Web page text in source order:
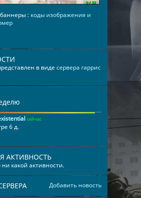
: коды изображения и
в видесервера гаррис
сейчас
6 д.
АКТИВНОСТЬ
какой активности.
Добавить новость